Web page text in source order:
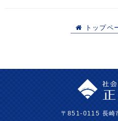
トップペ
〒851-0115 長崎